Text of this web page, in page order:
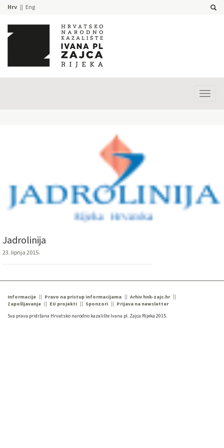
Hrv Eng
Jadrolinija
23. lipnja 2015.
Informacije Pravo na pristup informacijama
Arhiv hnk-zajc.hr
Zapošljavanje
EU projekti Sponzori
Prijava na newsletter
Sva prava pridržana Hrvatsko narodno kazalište Ivana pl. Zajca Rijeka 2015.